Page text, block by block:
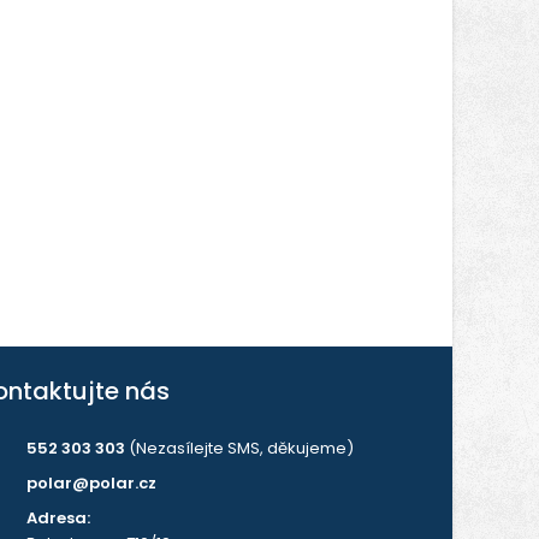
nás
552 303 303 (Nezasílejte SMS, děkujeme)
polar@polar.cz
Adresa: